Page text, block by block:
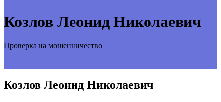
Козлов Леонид Николаевич
Проверка на мошенничество
Козлов Леонид Николаевич